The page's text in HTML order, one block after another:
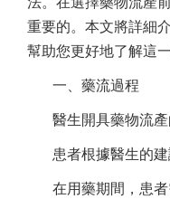
重要的。本文將詳細
幫助您更好地了解這一
一、藥流過程
醫生開具藥物流
患者根據醫生的
在用藥期間，患